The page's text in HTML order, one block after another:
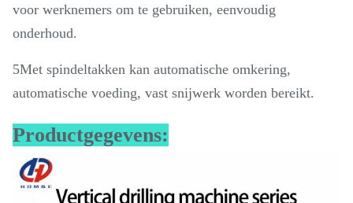
voor werknemers om te gebruiken, eenvoudig
onderhoud.
5Met spindeltakken kan automatische omkering,
automatische voeding, vast snijwerk worden bereikt.
Productgegevens: